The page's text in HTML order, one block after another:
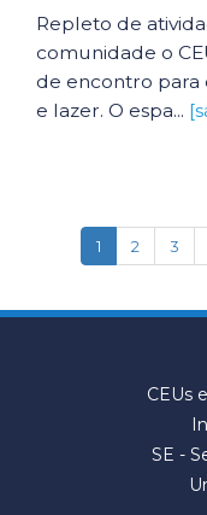
Repleto de
comunidade o
de encontro para
e lazer. O espa...
1(current)
2 3
CEUs
SE -